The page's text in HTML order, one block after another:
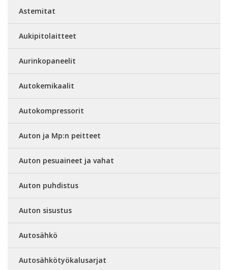
Astemitat
Aukipitolaitteet
Aurinkopaneelit
Autokemikaalit
Autokompressorit
Auton ja Mp:n peitteet
Auton pesuaineet ja vahat
Auton puhdistus
Auton sisustus
Autosähkö
Autosähkötyökalusarjat